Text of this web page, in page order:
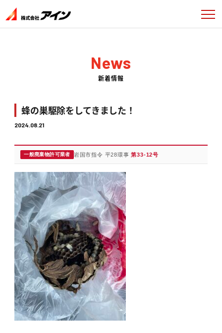
News
新着情報
蜂の巣駆除をしてきました！
2024.08.21
一般廃棄物許可業者 岩国市指令 平28環事第33-12号